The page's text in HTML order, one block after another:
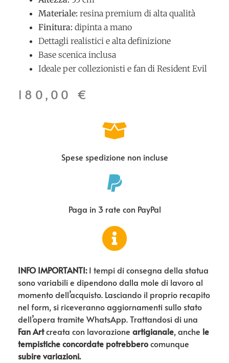
Materiale: resina premium di alta qualità
Finitura: dipinta a mano
Dettagli realistici e alta definizione
Base scenica inclusa
Ideale per collezionisti e fan di Resident Evil
180,00 €
Spese spedizione non incluse
Paga in 3 rate con PayPal
INFO IMPORTANTI:I tempi di consegna della statua
sono variabili e dipendono dalla mole di lavoro al
momento dell’acquisto. Lasciando il proprio recapito
nel form, si riceveranno aggiornamenti sullo stato
dell’opera tramite WhatsApp. Trattandosi di una
Fan Artcreata con lavorazione artigianale, anche le
tempistiche concordate potrebberocomunque
subire variazioni.